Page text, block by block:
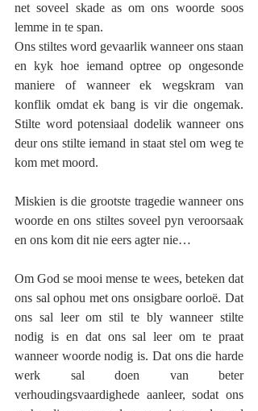
net soveel skade as om ons woorde soos
lemme in te span.
Ons stiltes word gevaarlik wanneer ons staan
en kyk hoe iemand optree op ongesonde
maniere of wanneer ek wegskram van
konflik omdat ek bang is vir die ongemak.
Stilte word potensiaal dodelik wanneer ons
deur ons stilte iemand in staat stel om weg te
kom met moord.
Miskien is die grootste tragedie wanneer ons
woorde en ons stiltes soveel pyn veroorsaak
en ons kom dit nie eers agter nie…
Om God se mooi mense te wees, beteken dat
ons sal ophou met ons onsigbare oorloë. Dat
ons sal leer om stil te bly wanneer stilte
nodig is en dat ons sal leer om te praat
wanneer woorde nodig is. Dat ons die harde
werk sal doen van beter
verhoudingsvaardighede aanleer, sodat ons